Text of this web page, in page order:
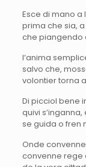
Esce di mano
prima che sia,
che piangendo
l’anima
salvo che,
volontier torna
Di picciol bene
quivi
se guida o fren
Onde
convenne rege